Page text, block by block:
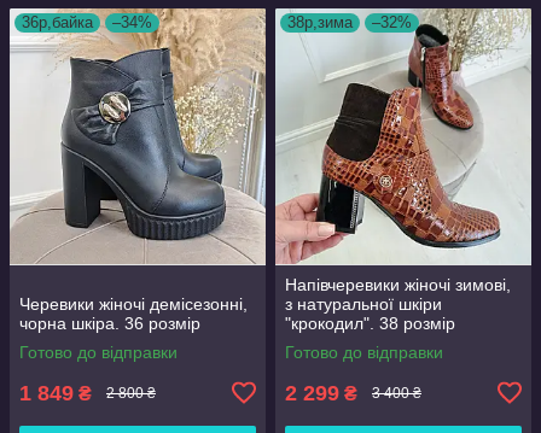
36р,байка –34%
Черевики жіночі демісезонні,
чорна шкіра. 36 розмір
Готово до відправки
1 849 ₴ 2 800 ₴
38р,зима –32%
Напівчеревики жіночі зимові,
з натуральної шкіри
"крокодил". 38 розмір
Готово до відправки
2 299 ₴ 3 400 ₴